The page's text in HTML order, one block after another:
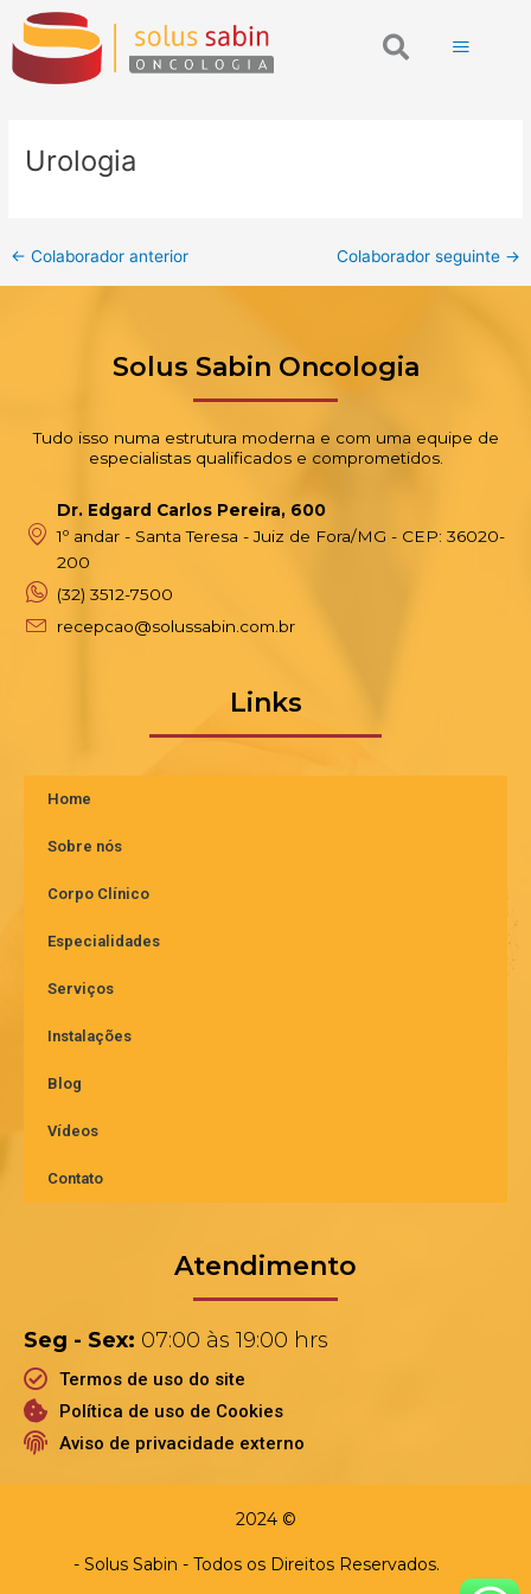
para
conteúdo
Search
Urologia
Post
navigation
← Colaborador anterior Colaborador seguinte →
Solus Sabin Oncologia
Tudo isso numa estrutura moderna e com uma equipe de
especialistas qualificados e comprometidos.
Dr. Edgard Carlos Pereira, 600
1º andar - Santa Teresa - Juiz de Fora/MG - CEP: 36020-
200
(32) 3512-7500
recepcao@solussabin.com.br
Links
Home
Sobre nós
Corpo Clínico
Especialidades
Serviços
Instalações
Blog
Vídeos
Contato
Atendimento
Seg - Sex: 07:00 às 19:00 hrs
Termos de uso do site
Política de uso de Cookies
Aviso de privacidade externo
2024 ©
- Solus Sabin - Todos os Direitos Reservados.